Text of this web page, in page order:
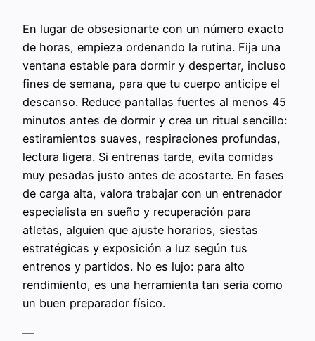
En lugar de obsesionarte con un número exacto
de horas, empieza ordenando la rutina. Fija una
ventana estable para dormir y despertar, incluso
fines de semana, para que tu cuerpo anticipe el
descanso. Reduce pantallas fuertes al menos 45
minutos antes de dormir y crea un ritual sencillo:
estiramientos suaves, respiraciones profundas,
lectura ligera. Si entrenas tarde, evita comidas
muy pesadas justo antes de acostarte. En fases
de carga alta, valora trabajar con un entrenador
especialista en sueño y recuperación para
atletas, alguien que ajuste horarios, siestas
estratégicas y exposición a luz según tus
entrenos y partidos. No es lujo: para alto
rendimiento, es una herramienta tan seria como
un buen preparador físico.
—